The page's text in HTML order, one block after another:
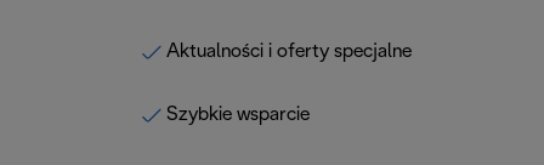
Aktualności i oferty specjalne
Szybkie wsparcie